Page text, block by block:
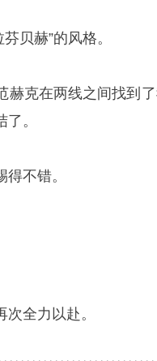
贝赫”的风格。
赫克在两线之间找到
。
不错。
全力以赴。